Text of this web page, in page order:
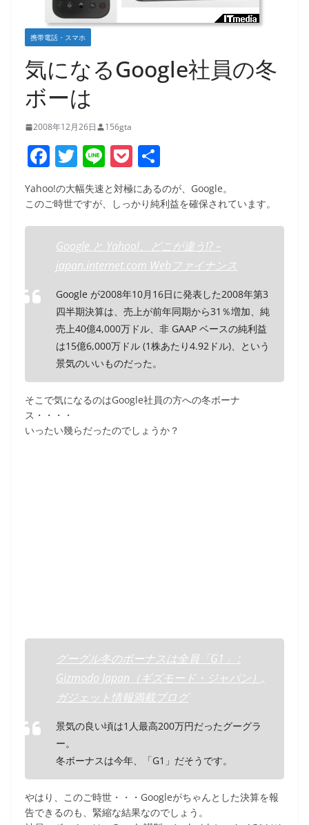
携帯電話・スマホ
気になるGoogle社員の冬
ボーは
2008年12月26日 156gta
F
a
c
e
b
o
o
k
T
w
itt
er
Li
n
e
P
o
ck
et
有
Yahoo!の大幅失速と対極にあるのが、Google。
このご時世ですが、しっかり純利益を確保されています。
Google と Yahoo!、どこが違う!? –
japan.internet.com Webファイナンス
Google が2008年10月16日に発表した2008年第3
四半期決算は、売上が前年同期から31％増加、純
売上40億4,000万ドル、非 GAAP ベースの純利益
は15億6,000万ドル (1株あたり4.92ドル)、という
景気のいいものだった。
そこで気になるのはGoogle社員の方への冬ボーナ
ス・・・・
いったい幾らだったのでしょうか？
グーグル冬のボーナスは全員「G1」 :
Gizmodo Japan（ギズモード・ジャパン）,
ガジェット情報満載ブログ
景気の良い頃は1人最高200万円だったグーグラ
ー。
冬ボーナスは今年、「G1」だそうです。
やはり、このご時世・・・Googleがちゃんとした決算を報
告できるのも、緊縮な結果なのでしょう。